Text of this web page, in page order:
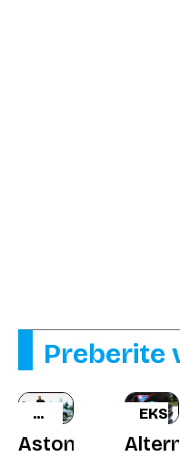
Preberite
AVTOMOBILI
Aston